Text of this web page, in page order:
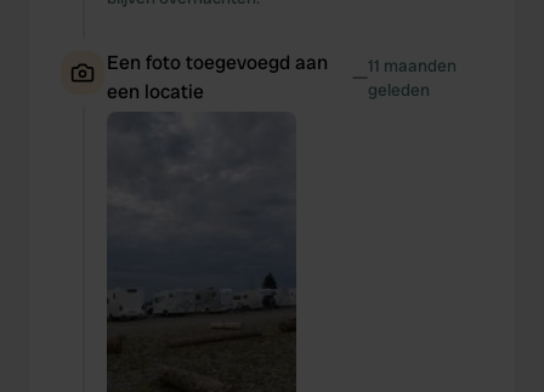
Een foto toegevoegd aan
een locatie
—11 maanden
geleden